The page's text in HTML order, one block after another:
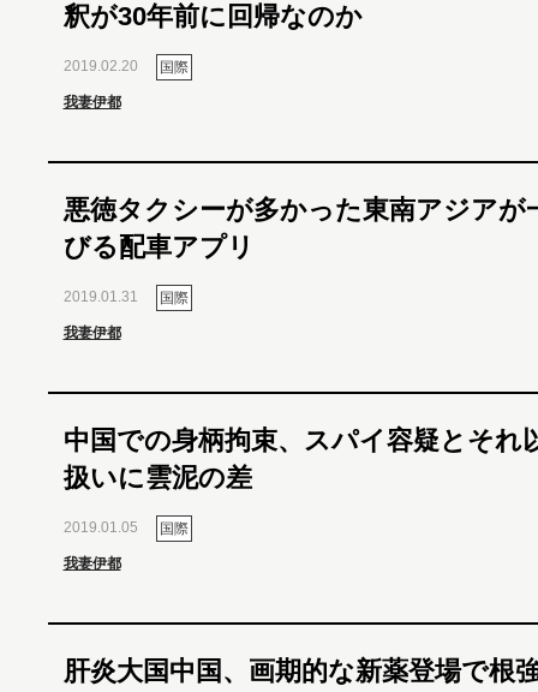
釈が30年前に回帰なのか
2019.02.20 国際
我妻伊都
悪徳タクシーが多かった東南アジアが
びる配車アプリ
2019.01.31 国際
我妻伊都
中国での身柄拘束、スパイ容疑とそれ
扱いに雲泥の差
2019.01.05 国際
我妻伊都
肝炎大国中国、画期的な新薬登場で根